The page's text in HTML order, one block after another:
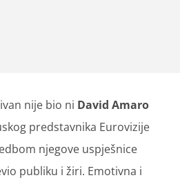
nije bio ni David Amaro
predstavnika Eurovizije
njegove uspješnice
publiku i žiri. Emotivna i